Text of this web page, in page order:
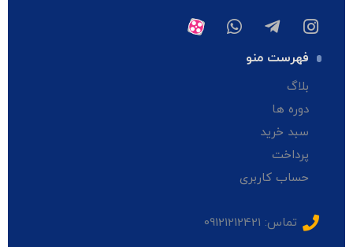
فهرست منو
بلاگ
دوره ها
سبد خرید
پرداخت
حساب کاربری
تماس: 09121212421